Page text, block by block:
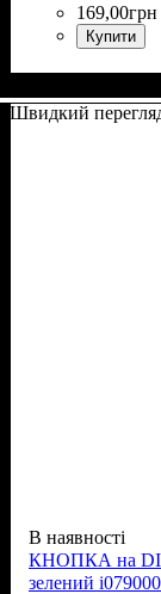
169,00грн
Купити
Швидкий
В наявності
КНОПКА на
зелений